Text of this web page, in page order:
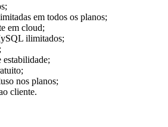
em todos os planos;
em cloud;
ilimitados;
estabilidade;
nos planos;
cliente.